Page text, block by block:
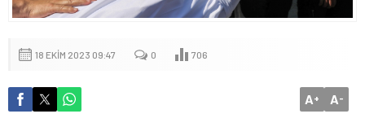
18 EKIM 2023 09:47 0 706
A+ A-